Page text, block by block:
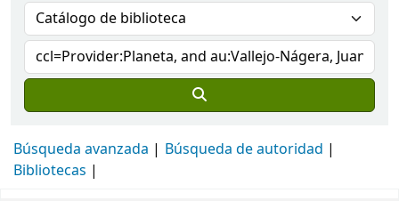
Búsqueda avanzada
Búsqueda de autoridad
Bibliotecas